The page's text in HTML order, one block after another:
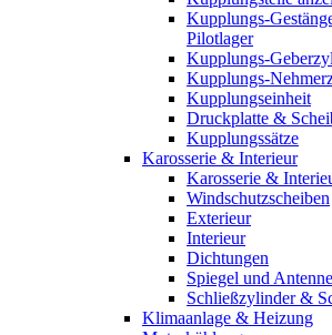
Kupplungs-
Pilotlager
Kupplungs-
Kupplungs-
Kupplungseinheit
Druckplatte &
Kupplungssätze
Karosserie & Interieur
Karosserie &
Windschutzscheiben
Exterieur
Interieur
Dichtungen
Spiegel und
Schließzylinder &
Klimaanlage & Heizung